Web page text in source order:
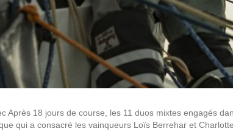
Après 18 jours de course, les 11 duos mixtes engagés
qui a consacré les vainqueurs Loïs Berrehar et